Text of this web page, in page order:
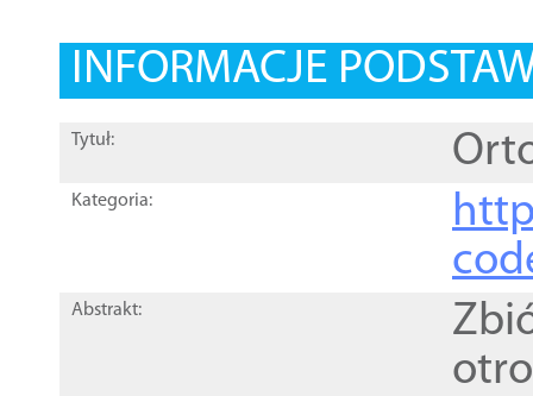
INFORMACJE
Tytuł:
Kategoria:
Abstrakt: